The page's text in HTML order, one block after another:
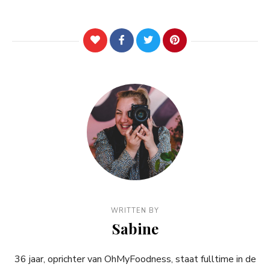
WRITTEN BY
Sabine
36 jaar, oprichter van OhMyFoodness, staat fulltime in de